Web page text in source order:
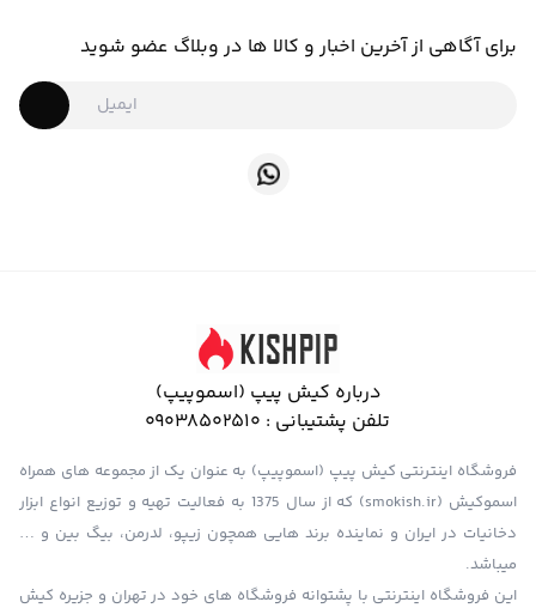
برای آگاهی از آخرین اخبار و کالا ها در وبلاگ عضو شوید
درباره کیش پیپ (اسموپیپ)
تلفن پشتیبانی : 09038502510
فروشگاه اینترنتی کیش پیپ (اسموپیپ) به عنوان یک از مجموعه های همراه
اسموکیش (smokish.ir) که از سال 1375 به فعالیت تهیه و توزیع انواع ابزار
دخانیات در ایران و نماینده برند هایی همچون زیپو، لدرمن، بیگ بین و …
میباشد.
این فروشگاه اینترنتی با پشتوانه فروشگاه های خود در تهران و جزیره کیش